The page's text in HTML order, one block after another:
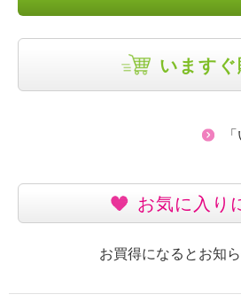
いますぐ
お気に入り
お買得になるとお知